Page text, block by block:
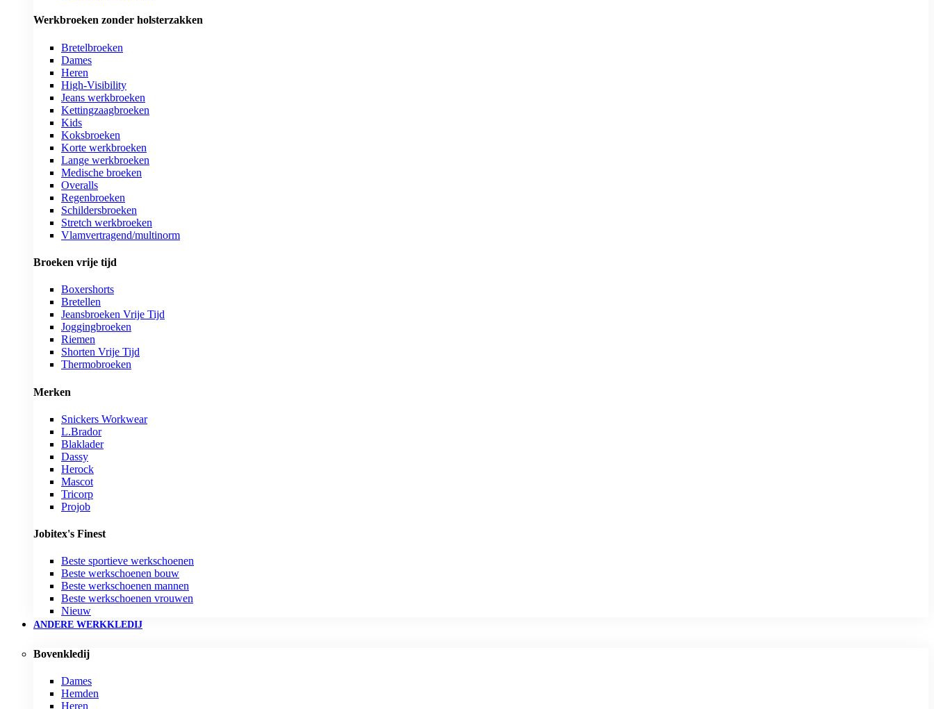
Werkbroeken zonder holsterzakken
Bretelbroeken
Dames
Heren
High-Visibility
Jeans werkbroeken
Kettingzaagbroeken
Kids
Koksbroeken
Korte werkbroeken
Lange werkbroeken
Medische broeken
Overalls
Regenbroeken
Schildersbroeken
Stretch werkbroeken
Vlamvertragend/multinorm
Broeken vrije tijd
Boxershorts
Bretellen
Jeansbroeken Vrije Tijd
Joggingbroeken
Riemen
Shorten Vrije Tijd
Thermobroeken
Merken
Snickers Workwear
L.Brador
Blaklader
Dassy
Herock
Mascot
Tricorp
Projob
Jobitex's Finest
Beste sportieve werkschoenen
Beste werkschoenen bouw
Beste werkschoenen mannen
Beste werkschoenen vrouwen
Nieuw
ANDERE WERKKLEDIJ
Bovenkledij
Dames
Hemden
Heren